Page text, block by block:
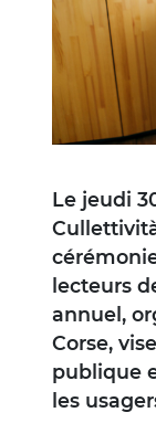
Le jeudi
lecteurs
annuel,
Corse,
publique
les